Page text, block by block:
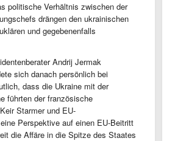
politische Verhältnis zwischen der
drängen den ukrainischen
und gegebenenfalls
Andrij Jermak
sich danach persönlich bei
dass die Ukraine mit der
führten der französische
Starmer und EU-
Perspektive auf einen EU-Beitritt
die Affäre in die Spitze des Staates